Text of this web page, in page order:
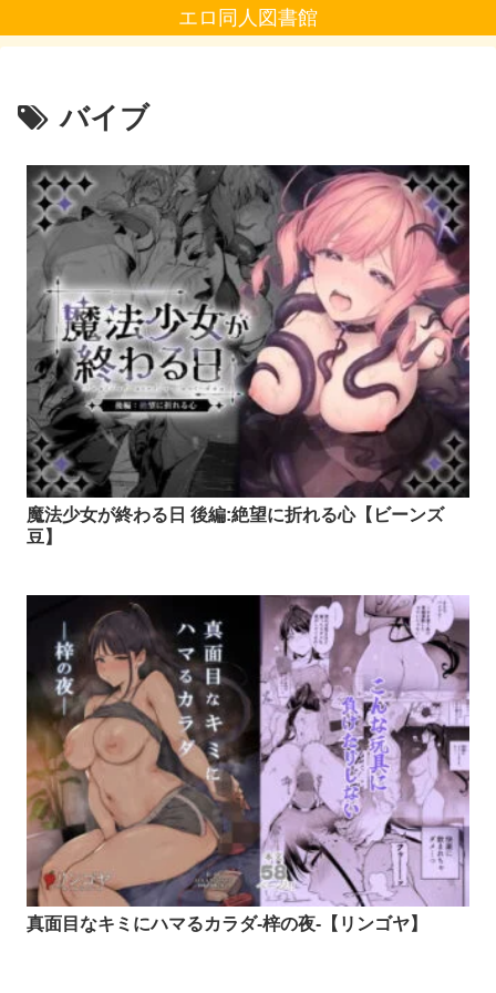
エロ同人図書館
バイブ
魔法少女が終わる日 後編:絶望に折れる心【ビーンズ
豆】
真面目なキミにハマるカラダ‐梓の夜‐【リンゴヤ】